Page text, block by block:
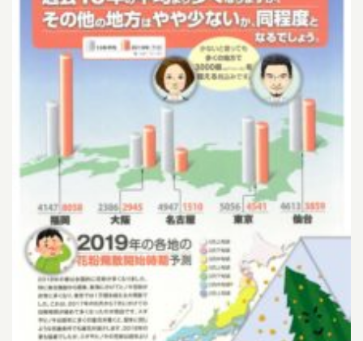
でに直接クリニックに電話をし、予約をとってください。
小児科午後の診療について
14:30~15:30までは予防注射、乳児健診の時間です。一般診療は
ただし、重症な方、緊急を要する方は診療さ
尾内医師によるアレルギー外来と予防接種・健診は
完全予約です。前日までに直接クリニックに電話をし、予約をとってく
ださい
Web予約について
下記の時間の予約が可能です。
小児科
午前 07:00-11:00 / 午後14:00-17:00
（土曜日 /
午前07:00-12:00）
耳鼻科
14:00-17:00
（土曜日 /午前07:00-12:00）
順番予約は午前中に午後の予約・受付はできません。
086-463-3387
予約はこちら